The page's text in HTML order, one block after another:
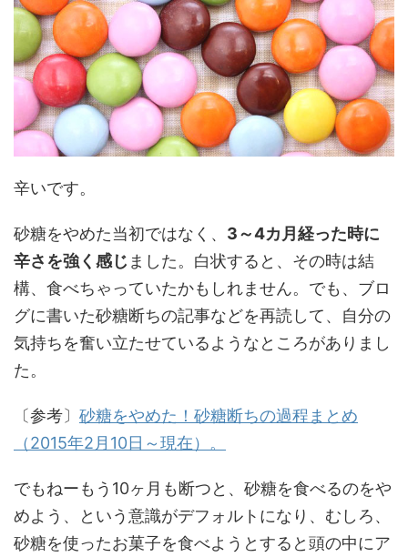
辛いです。
砂糖をやめた当初ではなく、 3～4カ月経った時に
辛さを強く感じ ました。白状すると、その時は結
構、食べちゃっていたかもしれません。でも、ブロ
グに書いた砂糖断ちの記事などを再読して、自分の
気持ちを奮い立たせているようなところがありまし
た。
〔参考〕 砂糖をやめた！砂糖断ちの過程まとめ
（2015年2月10日～現在）。
でもねーもう10ヶ月も断つと、砂糖を食べるのをや
めよう、という意識がデフォルトになり、むしろ、
砂糖を使ったお菓子を食べようとすると頭の中にア